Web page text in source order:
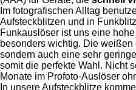
Im fotografischen Alltag
Aufsteckblitzen und in
Funkauslöser ist uns eine
besonders wichtig. Die
sondern auch eine sehr
somit die perfekte Wahl. Nicht
Monate im Profoto-Auslöser
In unsere Aufsteckblitze